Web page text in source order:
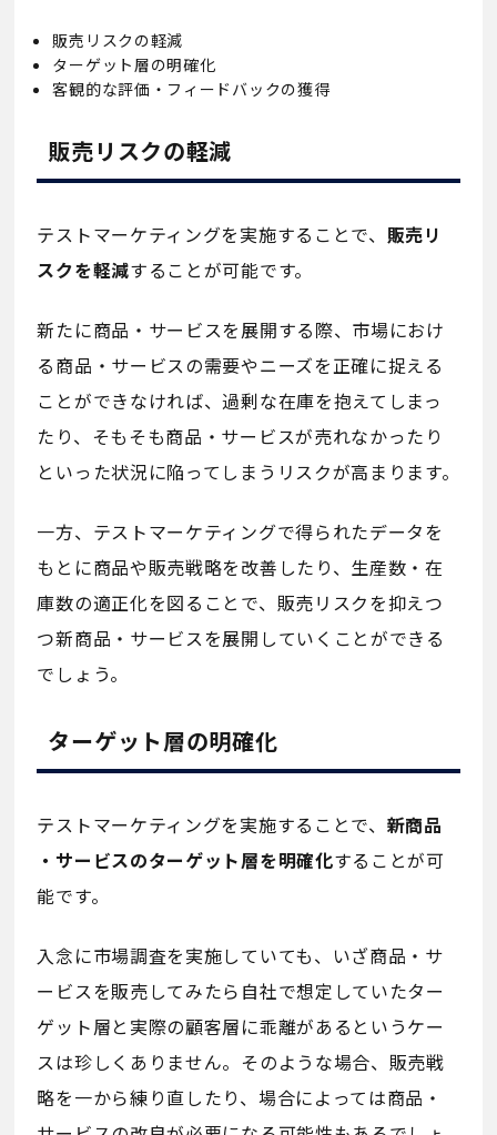
販売リスクの軽減
ターゲット層の明確化
客観的な評価・フィードバックの獲得
販売リスクの軽減
テストマーケティングを実施することで、 販売リ
スクを軽減することが可能です。
新たに商品・サービスを展開する際、市場におけ
る商品・サービスの需要やニーズを正確に捉える
ことができなければ、過剰な在庫を抱えてしまっ
たり、そもそも商品・サービスが売れなかったり
といった状況に陥ってしまうリスクが高まります。
一方、テストマーケティングで得られたデータを
もとに商品や販売戦略を改善したり、生産数・在
庫数の適正化を図ることで、販売リスクを抑えつ
つ新商品・サービスを展開していくことができる
でしょう。
ターゲット層の明確化
テストマーケティングを実施することで、 新商品
・サービスのターゲット層を明確化することが可
能です。
入念に市場調査を実施していても、いざ商品・サ
ービスを販売してみたら自社で想定していたター
ゲット層と実際の顧客層に乖離があるというケー
スは珍しくありません。そのような場合、販売戦
略を一から練り直したり、場合によっては商品・